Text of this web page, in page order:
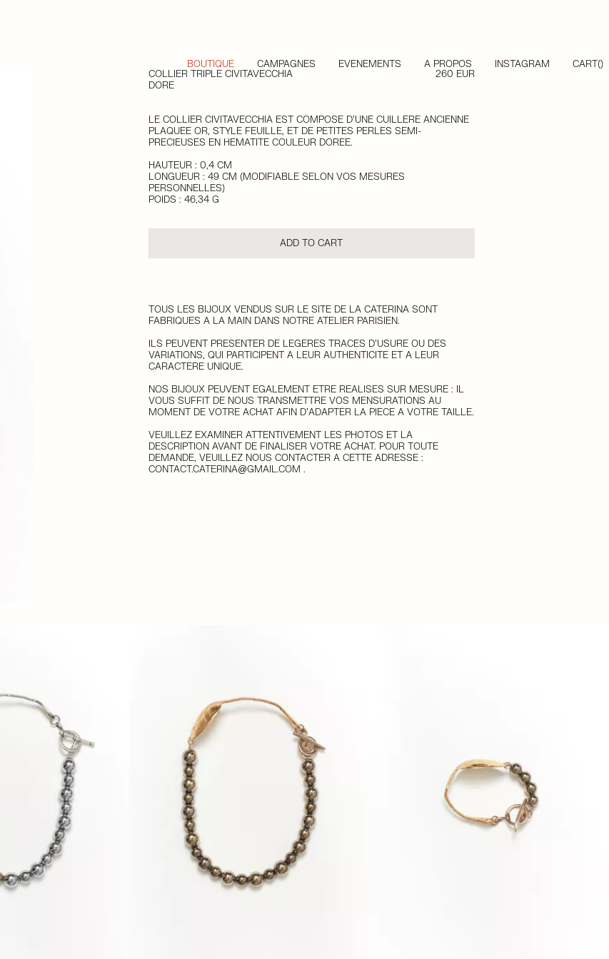
BOUTIQUE CAMPAGNES ÉVÉNEMENTS À PROPOS INSTAGRAM CART()
COLLIER TRIPLE CIVITAVECCHIA
DORÉ
260 EUR
LE COLLIER CIVITAVECCHIAEST COMPOSÉ D’UNE CUILLÈRE ANCIENNE
PLAQUÉE OR, STYLE FEUILLE, ET DE PETITES PERLES SEMI-
PRÉCIEUSES EN HÉMATITE COULEUR DORÉE.
HAUTEUR : 0,4 CM
LONGUEUR : 49 CM (MODIFIABLE SELON VOS MESURES
PERSONNELLES)
POIDS : 46,34 G
ADD TO CART
TOUS LES BIJOUX VENDUS SUR LE SITE DE LA CATERINA SONT
FABRIQUÉS À LA MAIN DANS NOTRE ATELIER PARISIEN.
ILS PEUVENT PRÉSENTER DE LÉGÈRES TRACES D’USURE OU DES
VARIATIONS, QUI PARTICIPENT À LEUR AUTHENTICITÉ ET À LEUR
CARACTÈRE UNIQUE.
NOS BIJOUX PEUVENT ÉGALEMENT ÊTRE RÉALISÉS SUR MESURE : IL
VOUS SUFFIT DE NOUS TRANSMETTRE VOS MENSURATIONS AU
MOMENT DE VOTRE ACHAT AFIN D’ADAPTER LA PIÈCE À VOTRE TAILLE.
VEUILLEZ EXAMINER ATTENTIVEMENT LES PHOTOS ET LA
DESCRIPTION AVANT DE FINALISER VOTRE ACHAT. POUR TOUTE
DEMANDE, VEUILLEZ NOUS CONTACTER À CETTE ADRESSE :
CONTACT.CATERINA@GMAIL.COM .